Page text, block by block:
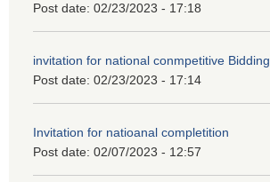
Post date: 02/23/2023 - 17:18
invitation for national conmpetitive Bidding
Post date: 02/23/2023 - 17:14
Invitation for natioanal completition
Post date: 02/07/2023 - 12:57